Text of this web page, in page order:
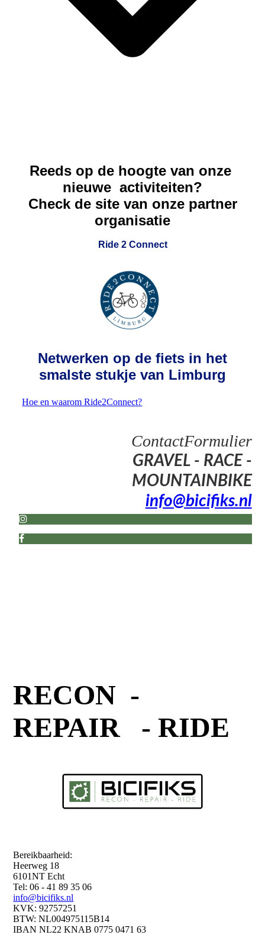
Reeds op de hoogte van onze
nieuwe activiteiten?
Check de site van onze partner
organisatie
Ride 2 Connect
Netwerken op de fiets in het
smalste stukje van Limburg
Hoe en waarom Ride2Connect?
ContactFormulier
GRAVEL - RACE -
MOUNTAINBIKE
info@bicifiks.nl
RECON -
REPAIR - RIDE
Bereikbaarheid:
Heerweg 18
6101NT Echt
Tel: 06 - 41 89 35 06
info@bicifiks.nl
KVK: 92757251
BTW: NL004975115B14
IBAN NL22 KNAB 0775 0471 63